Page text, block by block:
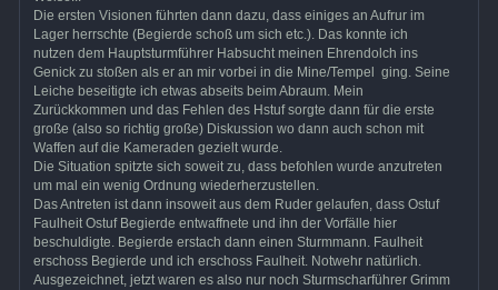
Die ersten Visionen führten dann dazu, dass einiges an Aufrur im
Lager herrschte (Begierde schoß um sich etc.). Das konnte ich
nutzen dem Hauptsturmführer Habsucht meinen Ehrendolch ins
Genick zu stoßen als er an mir vorbei in die Mine/Tempel ging. Seine
Leiche beseitigte ich etwas abseits beim Abraum. Mein
Zurückkommen und das Fehlen des Hstuf sorgte dann für die erste
große (also so richtig große) Diskussion wo dann auch schon mit
Waffen auf die Kameraden gezielt wurde.
Die Situation spitzte sich soweit zu, dass befohlen wurde anzutreten
um mal ein wenig Ordnung wiederherzustellen.
Das Antreten ist dann insoweit aus dem Ruder gelaufen, dass Ostuf
Faulheit Ostuf Begierde entwaffnete und ihn der Vorfälle hier
beschuldigte. Begierde erstach dann einen Sturmmann. Faulheit
erschoss Begierde und ich erschoss Faulheit. Notwehr natürlich.
Ausgezeichnet, jetzt waren es also nur noch Sturmscharführer Grimm